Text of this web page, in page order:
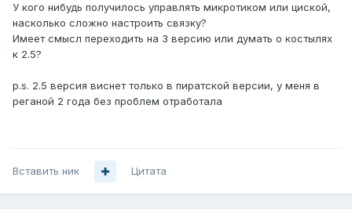
У кого нибудь получилось управлять микротиком или циской,
насколько сложно настроить связку?
Имеет смысл переходить на 3 версию или думать о костылях
к 2.5?
p.s. 2.5 версия виснет только в пиратской версии, у меня в
реганой 2 года без проблем отработала
Вставить ник Цитата